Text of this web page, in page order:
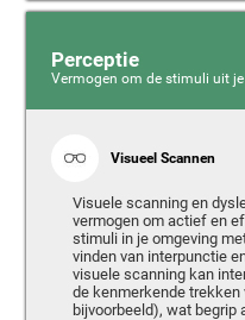
Perceptie
Vermogen om de stimuli uit
Visueel Scannen
Visuele scanning en
vermogen om actief en
stimuli in je omgeving
vinden van interpunctie
visuele scanning kan
de kenmerkende
bijvoorbeeld), wat begrip